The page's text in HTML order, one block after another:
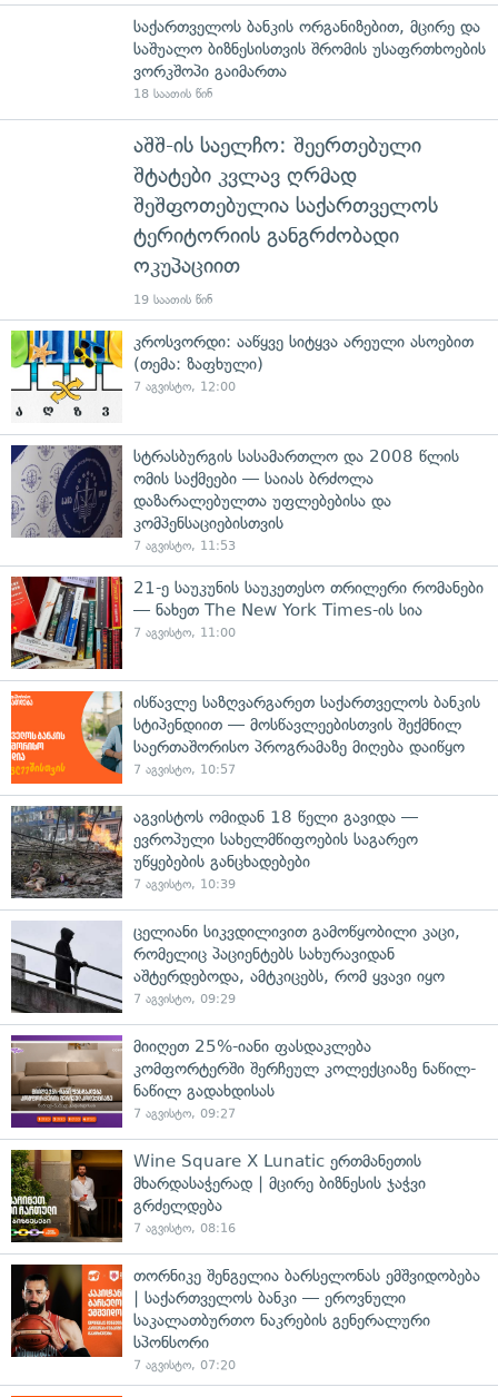
საქართველოს ბანკის ორგანიზებით, მცირე და
საშუალო ბიზნესისთვის შრომის უსაფრთხოების
ვორკშოპი გაიმართა
18 საათის წინ
აშშ-ის საელჩო: შეერთებული
შტატები კვლავ ღრმად
შეშფოთებულია საქართველოს
ტერიტორიის განგრძობადი
ოკუპაციით
19 საათის წინ
კროსვორდი: ააწყვე სიტყვა არეული ასოებით
(თემა: ზაფხული)
7 აგვისტო, 12:00
სტრასბურგის სასამართლო და 2008 წლის
ომის საქმეები — საიას ბრძოლა
დაზარალებულთა უფლებებისა და
კომპენსაციებისთვის
7 აგვისტო, 11:53
21-ე საუკუნის საუკეთესო თრილერი რომანები
— ნახეთ The New York Times-ის სია
7 აგვისტო, 11:00
ისწავლე საზღვარგარეთ საქართველოს ბანკის
სტიპენდიით — მოსწავლეებისთვის შექმნილ
საერთაშორისო პროგრამაზე მიღება დაიწყო
7 აგვისტო, 10:57
აგვისტოს ომიდან 18 წელი გავიდა —
ევროპული სახელმწიფოების საგარეო
უწყებების განცხადებები
7 აგვისტო, 10:39
ცელიანი სიკვდილივით გამოწყობილი კაცი,
რომელიც პაციენტებს სახურავიდან
აშტერდებოდა, ამტკიცებს, რომ ყვავი იყო
7 აგვისტო, 09:29
მიიღეთ 25%-იანი ფასდაკლება
კომფორტერში შერჩეულ კოლექციაზე ნაწილ-
ნაწილ გადახდისას
7 აგვისტო, 09:27
Wine Square X Lunatic ერთმანეთის
მხარდასაჭერად | მცირე ბიზნესის ჯაჭვი
გრძელდება
7 აგვისტო, 08:16
თორნიკე შენგელია ბარსელონას ემშვიდობება
| საქართველოს ბანკი — ეროვნული
საკალათბურთო ნაკრების გენერალური
სპონსორი
7 აგვისტო, 07:20